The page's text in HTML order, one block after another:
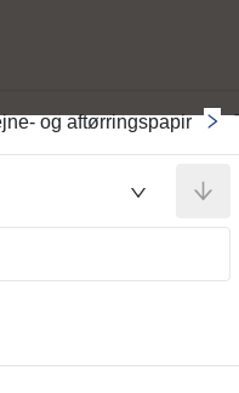
og aftørringspapir